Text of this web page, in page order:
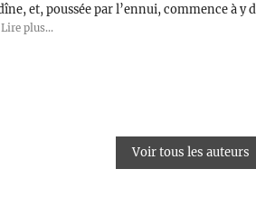
et, poussée par l’ennui, commence à y
Lire plus...
Voir tous les auteurs